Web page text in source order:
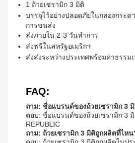
1 ถ้วยเซรามิก 3 มิติ
บรรจุไว้อย่างปลอดภัยในกล่องกระด
การขนส่ง
ส่งภายใน 2-3 วันทําการ
ส่งฟรีในสหรัฐอเมริกา
ส่งส่งระหว่างประเทศพร้อมค่าธรรม
FAQ:
ถาม: ชื่อแบรนด์ของถ้วยเซรามิก 3
ตอบ: ชื่อแบรนด์ของถ้วยเซรามิก 3
REPUBLIC
ถาม: ถ้วยเซรามิก 3 มิติถูกผลิตที่ไหน